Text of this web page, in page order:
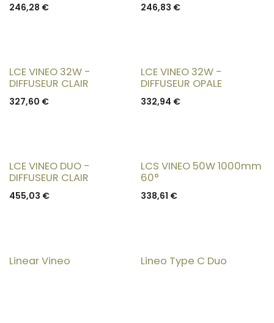
246,28 € 246,83 €
LCE VINEO 32W -
DIFFUSEUR CLAIR
327,60 €
LCE VINEO 32W -
DIFFUSEUR OPALE
332,94 €
LCE VINEO DUO -
DIFFUSEUR CLAIR
455,03 €
LCS VINEO 50W 1000mm
60°
338,61 €
Linear Vineo Lineo Type C Duo